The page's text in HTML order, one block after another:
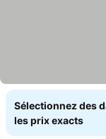
Sélectionnez des
les prix exacts